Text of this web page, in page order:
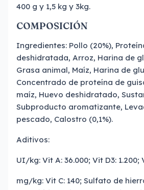
400 g y 1,5 kg y 3kg.
COMPOSICIÓN
Ingredientes: Pollo (20%),
deshidratada, Arroz, Harina de
Grasa animal, Maíz, Harina de
Concentrado de proteína de
maíz, Huevo deshidratado,
Subproducto aromatizante,
pescado, Calostro (0,1%).
Aditivos:
UI/kg: Vit A: 36.000; Vit D3: 1.200;
mg/kg: Vit C: 140; Sulfato de